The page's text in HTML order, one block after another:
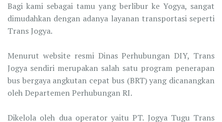
Bagi kami sebagai tamu yang berlibur ke Yogya, sangat
dimudahkan dengan adanya layanan transportasi seperti
Trans Jogya.
Menurut website resmi Dinas Perhubungan DIY, Trans
Jogya sendiri merupakan salah satu program penerapan
bus bergaya angkutan cepat bus (BRT) yang dicanangkan
oleh Departemen Perhubungan RI.
Dikelola oleh dua operator yaitu PT. Jogya Tugu Trans